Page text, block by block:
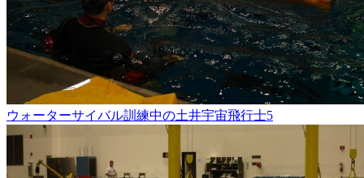
ウォーターサイバル訓練中の土井宇宙飛行士5